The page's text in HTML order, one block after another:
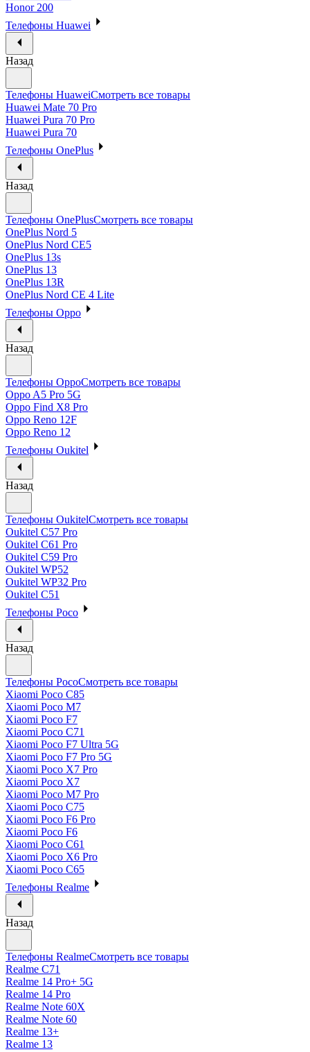
Honor 200
Телефоны Huawei
Назад
Телефоны HuaweiСмотреть все товары
Huawei Mate 70 Pro
Huawei Pura 70 Pro
Huawei Pura 70
Телефоны OnePlus
Назад
Телефоны OnePlusСмотреть все товары
OnePlus Nord 5
OnePlus Nord CE5
OnePlus 13s
OnePlus 13
OnePlus 13R
OnePlus Nord CE 4 Lite
Телефоны Oppo
Назад
Телефоны OppoСмотреть все товары
Oppo A5 Pro 5G
Oppo Find X8 Pro
Oppo Reno 12F
Oppo Reno 12
Телефоны Oukitel
Назад
Телефоны OukitelСмотреть все товары
Oukitel C57 Pro
Oukitel C61 Pro
Oukitel C59 Pro
Oukitel WP52
Oukitel WP32 Pro
Oukitel C51
Телефоны Poco
Назад
Телефоны PocoСмотреть все товары
Xiaomi Poco C85
Xiaomi Poco M7
Xiaomi Poco F7
Xiaomi Poco C71
Xiaomi Poco F7 Ultra 5G
Xiaomi Poco F7 Pro 5G
Xiaomi Poco X7 Pro
Xiaomi Poco X7
Xiaomi Poco M7 Pro
Xiaomi Poco C75
Xiaomi Poco F6 Pro
Xiaomi Poco F6
Xiaomi Poco C61
Xiaomi Poco X6 Pro
Xiaomi Poco C65
Телефоны Realme
Назад
Телефоны RealmeСмотреть все товары
Realme C71
Realme 14 Pro+ 5G
Realme 14 Pro
Realme Note 60X
Realme Note 60
Realme 13+
Realme 13